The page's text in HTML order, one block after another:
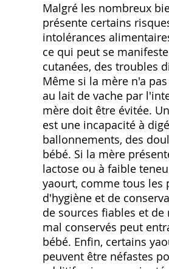
Malgré les nombreux
présente certains
intolérances
ce qui peut se
cutanées‚ des troubles
Même si la mère n'a
au lait de vache par
mère doit être évitée.
est une incapacité à
ballonnements‚ des
bébé. Si la mère
lactose ou à faible
yaourt‚ comme tous
d'hygiène et de
de sources fiables et
mal conservés peut
bébé. Enfin‚ certains
peuvent être néfastes